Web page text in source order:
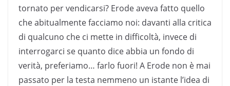
tornato per vendicarsi? Erode aveva fatto quello
che abitualmente facciamo noi: davanti alla critica
di qualcuno che ci mette in difficoltà, invece di
interrogarci se quanto dice abbia un fondo di
verità, preferiamo… farlo fuori! A Erode non è mai
passato per la testa nemmeno un istante l’idea di